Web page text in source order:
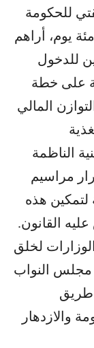
أمنح ثقتي للحكومة
يوم، أراهم
للدخول
على خطة
المالي
الناظمة
مراسيم
لتمكين هذه
القانون.
لخلق
مجلس النواب
طريق
والازدهار